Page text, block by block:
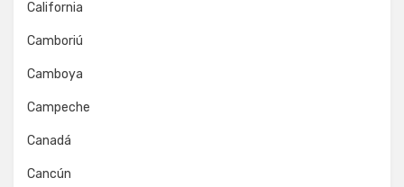
California
Camboriú
Camboya
Campeche
Canadá
Cancún